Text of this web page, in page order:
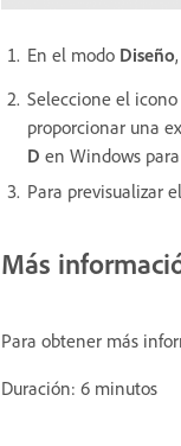
En el modo Diseño
Seleccione el icono
proporcionar una
D en Windows
Para previsualizar
Más
Para obtener más
Duración: 6 minutos